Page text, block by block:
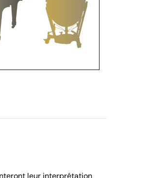
leur interprétation